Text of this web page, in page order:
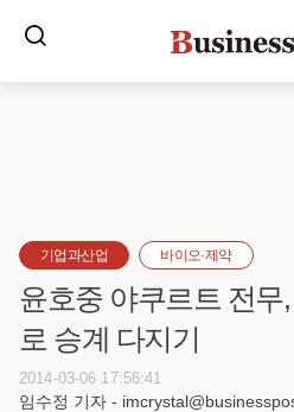
기업과산업 바이오·제약
윤호중 야쿠르트 전무
로 승계 다지기
2014-03-06 17:56:41
임수정 기자 -